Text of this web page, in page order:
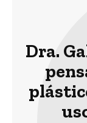
Dra.